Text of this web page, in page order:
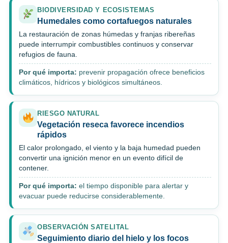
BIODIVERSIDAD Y ECOSISTEMAS
Humedales como cortafuegos naturales
La restauración de zonas húmedas y franjas ribereñas
puede interrumpir combustibles continuos y conservar
refugios de fauna.
Por qué importa: prevenir propagación ofrece beneficios
climáticos, hídricos y biológicos simultáneos.
RIESGO NATURAL
Vegetación reseca favorece incendios
rápidos
El calor prolongado, el viento y la baja humedad pueden
convertir una ignición menor en un evento difícil de
contener.
Por qué importa: el tiempo disponible para alertar y
evacuar puede reducirse considerablemente.
OBSERVACIÓN SATELITAL
Seguimiento diario del hielo y los focos